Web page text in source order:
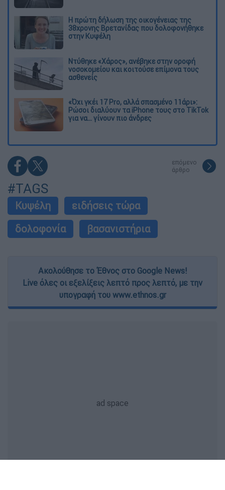
Η πρώτη δήλωση της οικογένειας της
38χρονης Βρετανίδας που δολοφονήθηκε
στην Κυψέλη
Ντύθηκε «Χάρος», ανέβηκε στην οροφή
νοσοκομείου και κοιτούσε επίμονα τους
ασθενείς
«Όχι γκέι 17 Pro, αλλά σπασμένο 11άρι»:
Ρώσοι διαλύουν τα iPhone τους στο TikTok
για να... γίνουν πιο άνδρες
επόμενο
άρθρο
#TAGS
Κυψέλη
ειδήσεις τώρα
δολοφονία
βασανιστήρια
Ακολούθησε το Έθνος στο Google News!
Live όλες οι εξελίξεις λεπτό προς λεπτό, με την
υπογραφή του www.ethnos.gr